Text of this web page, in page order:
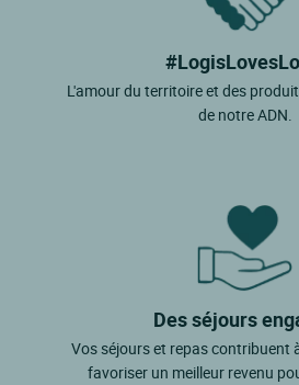
L'amour du territoire et des
de notre ADN.
Des séjours
Vos séjours et repas contribuent
favoriser un meilleur revenu